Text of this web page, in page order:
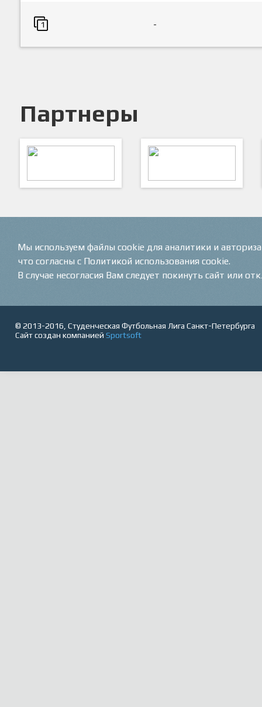
1 -
Партнеры
© 2013-2016, Студенческая Футбольная Лига Санкт-Петербурга
Сайт создан компанией Sportsoft
Мы используем файлы cookie для аналитики и
что согласны с Политикой использования cookie.
В случае несогласия Вам следует покинуть сайт или